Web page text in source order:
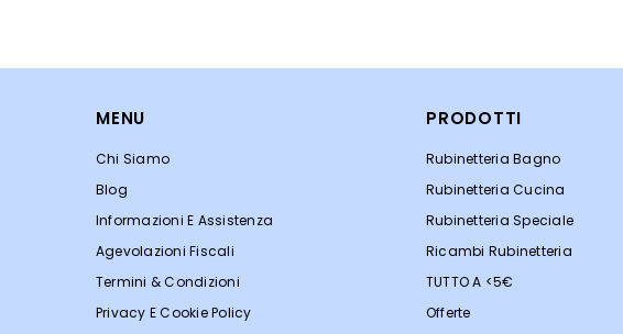
MENU
Chi Siamo
Blog
Informazioni E Assistenza
Agevolazioni Fiscali
Termini & Condizioni
Privacy E Cookie Policy
PRODOTTI
Rubinetteria Bagno
Rubinetteria Cucina
Rubinetteria Speciale
Ricambi Rubinetteria
TUTTO A <5€
Offerte